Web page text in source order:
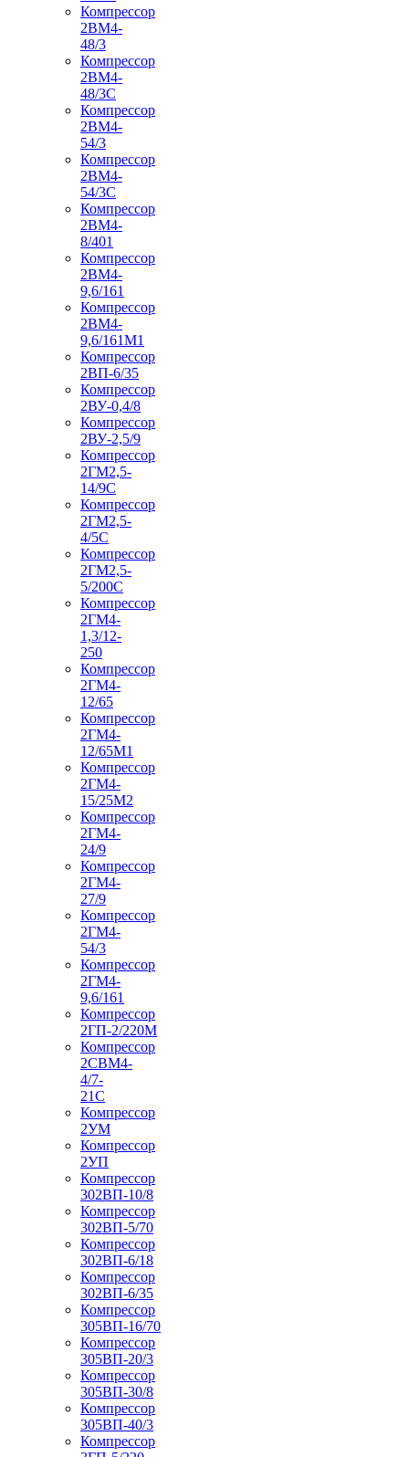
Компрессор
2ВМ4-
48/3
Компрессор
2ВМ4-
48/3С
Компрессор
2ВМ4-
54/3
Компрессор
2ВМ4-
54/3С
Компрессор
2ВМ4-
8/401
Компрессор
2ВМ4-
9,6/161
Компрессор
2ВМ4-
9,6/161М1
Компрессор
2ВП-6/35
Компрессор
2ВУ-0,4/8
Компрессор
2ВУ-2,5/9
Компрессор
2ГМ2,5-
14/9С
Компрессор
2ГМ2,5-
4/5С
Компрессор
2ГМ2,5-
5/200С
Компрессор
2ГМ4-
1,3/12-
250
Компрессор
2ГМ4-
12/65
Компрессор
2ГМ4-
12/65М1
Компрессор
2ГМ4-
15/25М2
Компрессор
2ГМ4-
24/9
Компрессор
2ГМ4-
27/9
Компрессор
2ГМ4-
54/3
Компрессор
2ГМ4-
9,6/161
Компрессор
2ГП-2/220М
Компрессор
2СВМ4-
4/7-
21С
Компрессор
2УМ
Компрессор
2УП
Компрессор
302ВП-10/8
Компрессор
302ВП-5/70
Компрессор
302ВП-6/18
Компрессор
302ВП-6/35
Компрессор
305ВП-16/70
Компрессор
305ВП-20/3
Компрессор
305ВП-30/8
Компрессор
305ВП-40/3
Компрессор